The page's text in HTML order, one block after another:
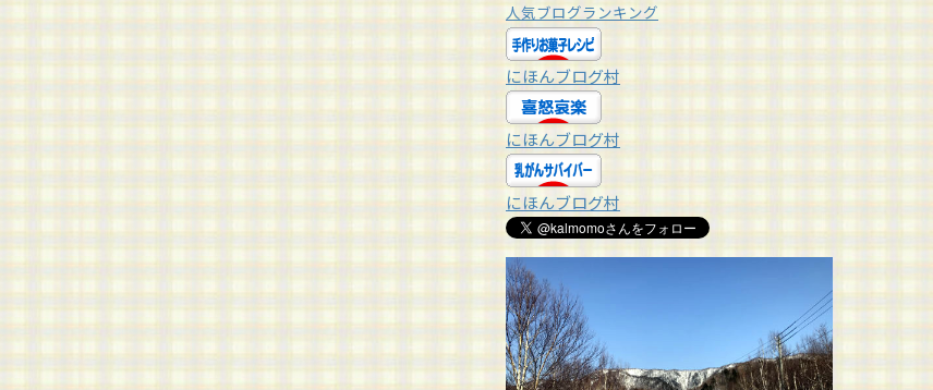
人気ブログランキング
にほんブログ村
にほんブログ村
にほんブログ村